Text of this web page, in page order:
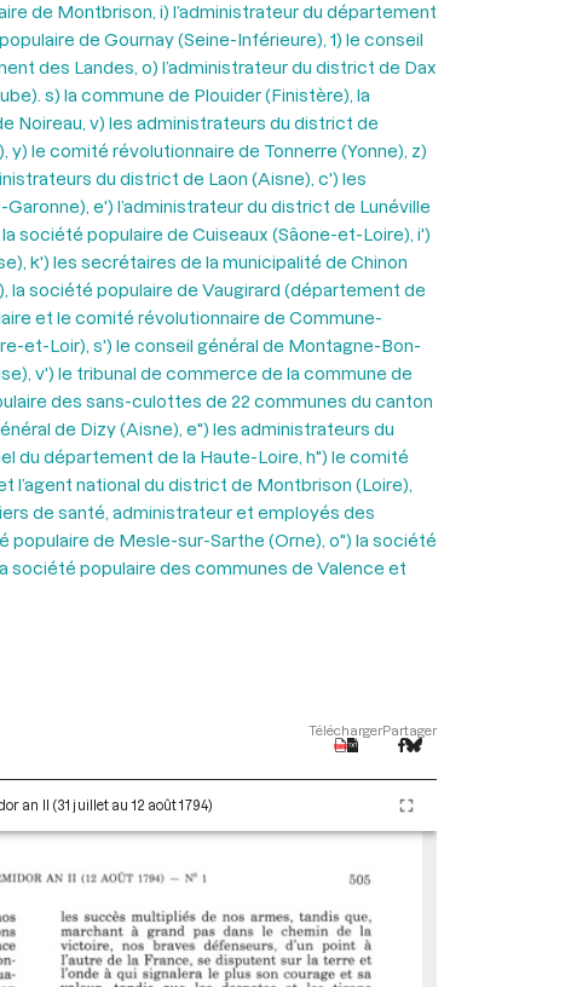
de Montbrison, i) l’administrateur du département
de Gournay (Seine-Inférieure), 1) le conseil
des Landes, o) l’administrateur du district de Dax
s) la commune de Plouider (Finistère), la
Noireau, v) les administrateurs du district de
le comité révolutionnaire de Tonnerre (Yonne), z)
du district de Laon (Aisne), c') les
e') l’administrateur du district de Lunéville
société populaire de Cuiseaux (Sâone-et-Loire), i')
k') les secrétaires de la municipalité de Chinon
la société populaire de Vaugirard (département de
et le comité révolutionnaire de Commune-
et-Loir), s') le conseil général de Montagne-Bon-
v') le tribunal de commerce de la commune de
des sans-culottes de 22 communes du canton
de Dizy (Aisne), e") les administrateurs du
du département de la Haute-Loire, h") le comité
l’agent national du district de Montbrison (Loire),
de santé, administrateur et employés des
populaire de Mesle-sur-Sarthe (Orne), o") la société
société populaire des communes de Valence et
TéléchargerPartager
an II (31 juillet au 12 août 1794)